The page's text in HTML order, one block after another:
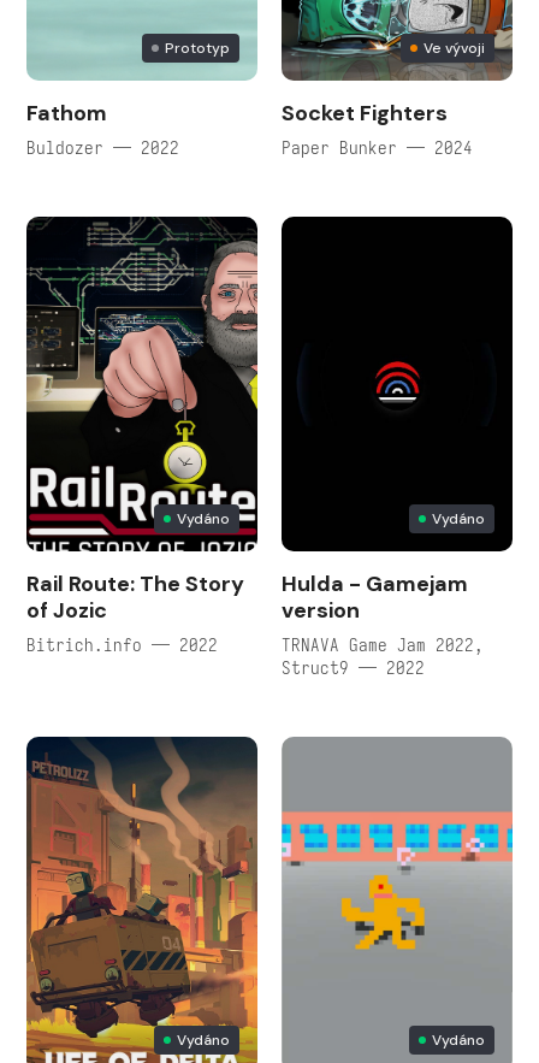
Prototyp
Fathom
Buldozer — 2022
Ve vývoji
Socket Fighters
Paper Bunker — 2024
Vydáno
Rail Route: The Story
of Jozic
Bitrich.info — 2022
Vydáno
Hulda - Gamejam
version
TRNAVA Game Jam 2022,
Struct9 — 2022
Vydáno Vydáno